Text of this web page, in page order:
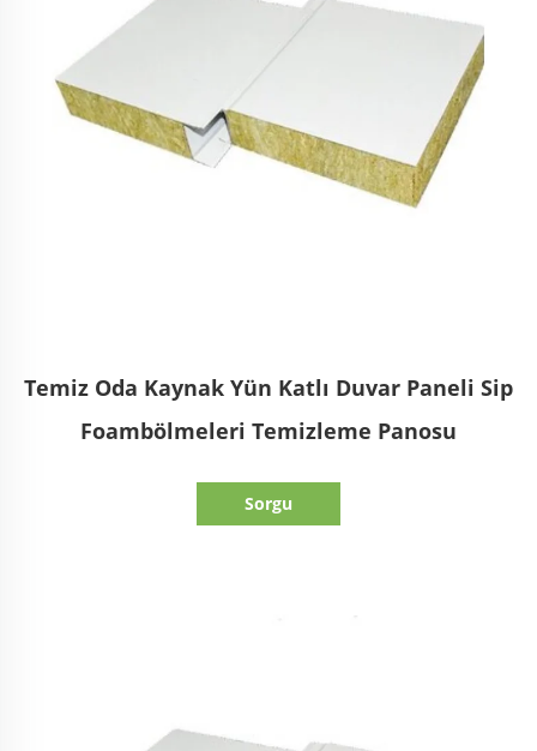
Temiz Oda Kaynak Yün Katlı Duvar Paneli Sip
Foambölmeleri Temizleme Panosu
Sorgu